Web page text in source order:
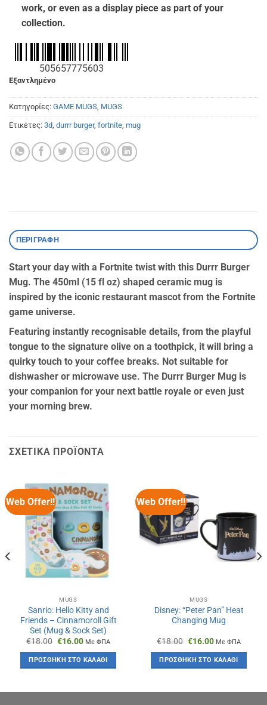
work, or even as a display piece as part of your
collection.
505657775603
Εξαντλημένο
Κατηγορίες: GAME MUGS, MUGS
Ετικέτες: 3d, durrr burger, fortnite, mug
ΠΕΡΙΓΡΑΦΉ
Start your day with a Fortnite twist with this Durrr Burger
Mug. The 450ml (15 fl oz) shaped ceramic mug is
inspired by the iconic restaurant mascot from the Fortnite
game universe.
Featuring instantly recognisable details, from the playful
tongue to the signature olive on a toothpick, it will bring a
quirky touch to your coffee breaks. Not suitable for
dishwasher or microwave use. The Durrr Burger Mug is
your companion for your next battle royale or even just
your morning brew.
ΣΧΕΤΙΚΆ ΠΡΟΪΌΝΤΑ
Web Offer!!
MUGS
Sanrio: Hello Kitty and
Friends – Cinnamoroll Gift
Set (Mug & Sock Set)
€18.00 Original
was:
€18.00.
€16.00Η
τιμή
είναι:
€16.00.
Με ΦΠΑ
ΠΡΟΣΘΉΚΗ ΣΤΟ ΚΑΛΆΘΙ
Web Offer!!
MUGS
Disney: “Peter Pan” Heat
Changing Mug
€18.00 Original
was:
€18.00.
€16.00Η
τιμή
είναι:
€16.00.
Με ΦΠΑ
ΠΡΟΣΘΉΚΗ ΣΤΟ ΚΑΛΆΘΙ